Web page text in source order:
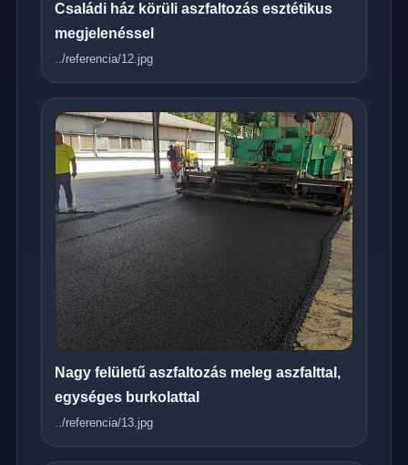
Családi ház körüli aszfaltozás esztétikus
megjelenéssel
../referencia/12.jpg
Nagy felületű aszfaltozás meleg aszfalttal,
egységes burkolattal
../referencia/13.jpg